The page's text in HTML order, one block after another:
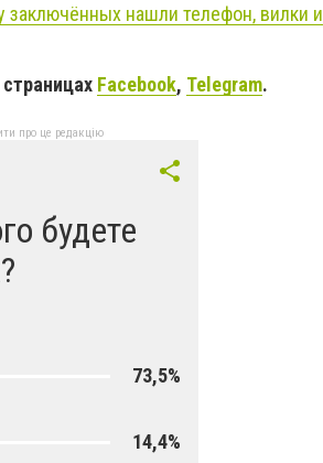
нашли телефон, вилки и
Facebook, Telegram.
про це редакцію
будете
73,5%
14,4%